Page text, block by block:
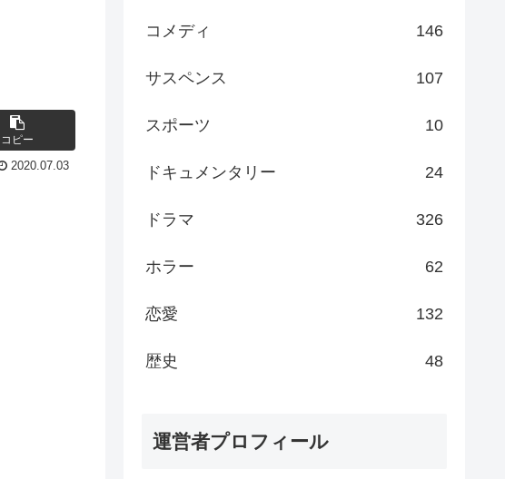
コピー
2020.07.03
コメディ 146
サスペンス 107
スポーツ 10
ドキュメンタリー 24
ドラマ 326
ホラー 62
恋愛 132
歴史 48
運営者プロフィール